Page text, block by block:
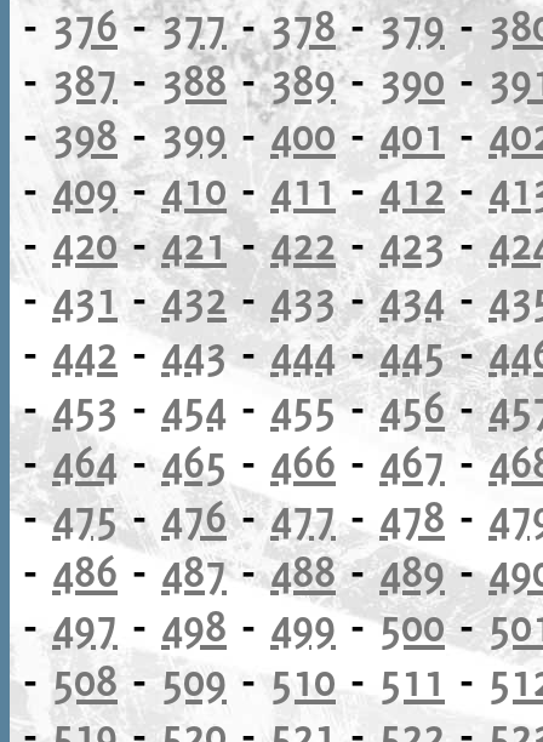
- 376-377-378-379-
- 387 - 388-389- 390 -
-398 -399 -400 - 401 -
- 409-410 -411-412 -
- 420-421-422 - 423-
- 431 -432- 433-434-
- 442 -443-444-445-
-453 - 454 - 455-456-
-464-465 - 466 - 467-
-475- 476-477- 478 -
- 486 - 487-488-489-
-497 - 498 - 499-500-
- 508 -509 - 510 - 511 -